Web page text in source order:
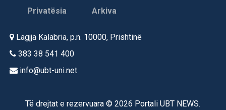
Privatësia Arkiva
Lagjja Kalabria, p.n. 10000, Prishtinë
383 38 541 400
info@ubt-uni.net
Të drejtat e rezervuara © 2026 Portali UBT NEWS.